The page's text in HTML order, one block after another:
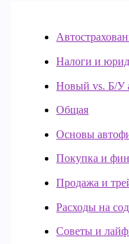
Налоги и
Новый vs. Б/У
Общая
Основы
Покупка и
Продажа и
Расходы на
Советы и